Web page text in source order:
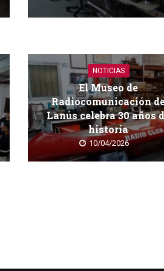
NOTICIAS
El Museo de
Radiocomunicación
Lanús celebra 30 años
historia
10/04/2026